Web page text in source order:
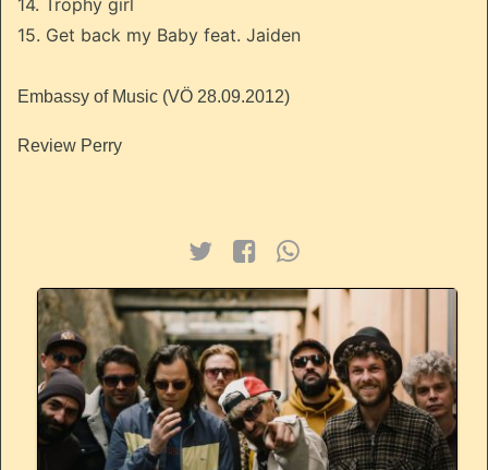
15. Get back my Baby feat. Jaiden
Embassy of Music (VÖ 28.09.2012)
Review Perry